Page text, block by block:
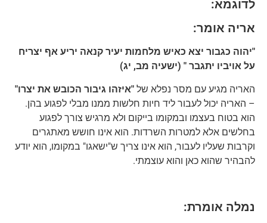
לדוגמא:
אריה אומר:
"יהוה כגבור יצא כאיש מלחמות יעיר קנאה יריע אף יצריח
על אויביו יתגבר " (ישעיה מב, יג)
האריה מגיע עם מסר נפלא של "איזהו גיבור הכובש את יצרו"
– האריה יכול לעבור ליד חיות חלשות ממנו מבלי לפגוע בהן.
הוא בטוח בעצמו ובמקומו בייקום ולא מרגיש צורך לפגוע
בחלשים אלא למטרות השרדות. הוא אינו חושש מאתגרים
וקרבות שעליו לעבור, הוא אינו צריך ש"ישאגו" במקומו, הוא יודע
להבהיר שהוא כאן והוא עוצמתי.
נמלה אומרת: